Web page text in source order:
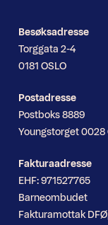
Besøksadresse
Torggata 2-4
0181 OSLO
Postadresse
Postboks 8889
Youngstorget 0028
Fakturaadresse
EHF: 971527765
Barneombudet
Fakturamottak